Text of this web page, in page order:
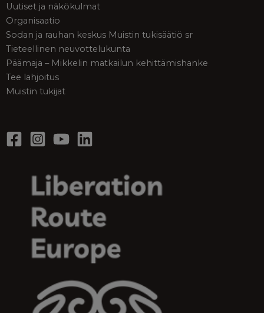
Uutiset ja näkökulmat
Organisaatio
Sodan ja rauhan keskus Muistin tukisäätiö sr
Tieteellinen neuvottelukunta
Päämaja – Mikkelin matkailun kehittämishanke
Tee lahjoitus
Muistin tukijat